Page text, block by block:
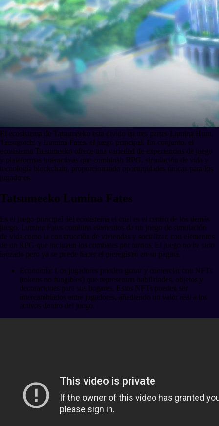
El ecosistema de Tatsumeeko esta divido en tres partes Lumina Hunt,
Tatsugotchi y Lumina Fates, el juego principal. En conjunto, el
ecosistema Tatsumeeko ofrece una variedad de experiencias de juego
y plataformas interactivas que combinan RPG, simulación de vida y
tecnología blockchain, proporcionando oportunidades únicas para los
jugadores.
Tatsumeeko Lumina Fates
Es el juego principal del ecosistema el cual es el centro de los demás
juego. Lumina Fates combina elementos de un juego de simulación
de vida como la construcción de viviendas y socializar, con elementos
de un RPG que incluyen los combates por turnos. El juego no ha sido
lanzado pero ya se puede hacer el preregistro en su pagina.
Economía: Los jugadores pueden ganar y comerciar con NFTs
(tokens no fungibles) que representan habilidades, objetos y
decoraciones para sus hogares. Estos NFTs pueden ser
intercambiados entre jugadores, añadiendo un valor real a los
activos dentro del juego.